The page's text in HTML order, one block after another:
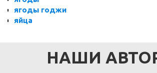
ягоды годжи
яйца
НАШИ